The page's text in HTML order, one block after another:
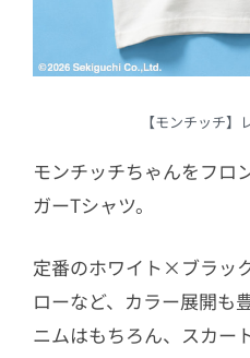
【モンチッチ
モンチッチちゃんをフロ
ガーTシャツ。
定番のホワイト×ブラッ
ローなど、カラー展開も
ニムはもちろん、スカー